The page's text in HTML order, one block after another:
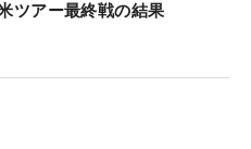
ツアー最終戦の結果